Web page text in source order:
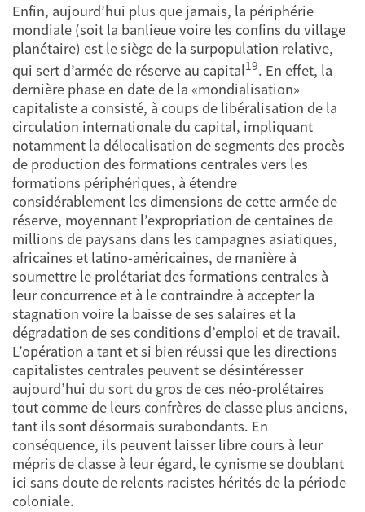
Enfin, aujourd’hui plus que jamais, la périphérie
mondiale (soit la banlieue voire les confins du village
planétaire) est le siège de la surpopulation relative,
qui sert d’armée de réserve au capital19. En effet, la
dernière phase en date de la «mondialisation»
capitaliste a consisté, à coups de libéralisation de la
circulation internationale du capital, impliquant
notamment la délocalisation de segments des procès
de production des formations centrales vers les
formations périphériques, à étendre
considérablement les dimensions de cette armée de
réserve, moyennant l’expropriation de centaines de
millions de paysans dans les campagnes asiatiques,
africaines et latino-américaines, de manière à
soumettre le prolétariat des formations centrales à
leur concurrence et à le contraindre à accepter la
stagnation voire la baisse de ses salaires et la
dégradation de ses conditions d’emploi et de travail.
L’opération a tant et si bien réussi que les directions
capitalistes centrales peuvent se désintéresser
aujourd’hui du sort du gros de ces néo-prolétaires
tout comme de leurs confrères de classe plus anciens,
tant ils sont désormais surabondants. En
conséquence, ils peuvent laisser libre cours à leur
mépris de classe à leur égard, le cynisme se doublant
ici sans doute de relents racistes hérités de la période
coloniale.